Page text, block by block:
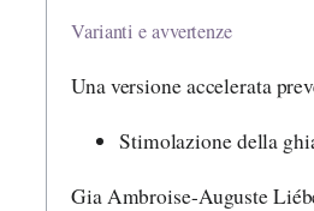
Varianti e avvertenze
Una versione accelerata
Stimolazione della
Gia Ambroise-Auguste